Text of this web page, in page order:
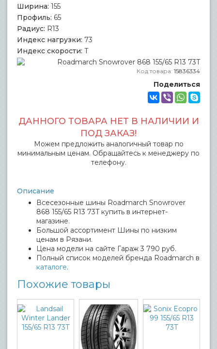
Ширина: 155
Профиль: 65
Радиус: R13
Индекс нагрузки: 73
Индекс скорости: T
Код товара: 15836334
Поделиться
ДАННОГО ТОВАРА НЕТ В НАЛИЧИИ И
ПОД ЗАКАЗ!
Можем предложить аналогичный товар по
минимальным ценам. Обращайтесь к менеджеру по
телефону.
Описание
Всесезонные шины Roadmarch Snowrover
868 155/65 R13 73T купить в интернет-
магазине.
Большой ассортимент Шины по низким
ценам в Рязани.
Цена модели на сайте Гараж 3 790 руб.
Полный список моделей бренда Roadmarch в
каталоге.
Похожие товары